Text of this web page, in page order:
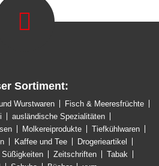
Sortiment:
Wurstwaren
Fisch & Meeresfrüchte
ausländische Spezialitäten
Molkereiprodukte
Tiefkühlwaren
Kaffee und Tee
Drogerieartikel
Süßigkeiten Zeitschriften
Tabak